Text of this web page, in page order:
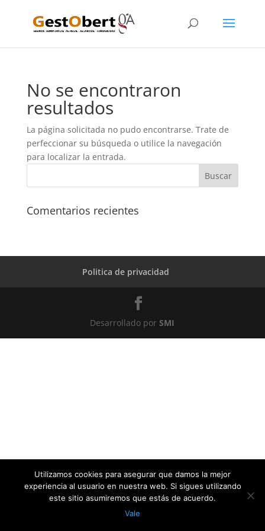
No se encontraron
resultados
La página solicitada no pudo encontrarse. Trate de
perfeccionar su búsqueda o utilice la navegación
para localizar la entrada.
Comentarios recientes
Politica de privacidad
Desarrollado porSMI
Utilizamos cookies para asegurar que damos la mejor
experiencia al usuario en nuestra web. Si sigues utilizando
este sitio asumiremos que estás de acuerdo.
Vale